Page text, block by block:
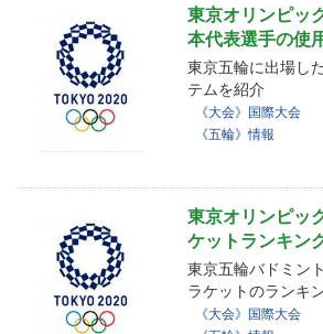
東京オリンピッ
本代表選手の使
東京五輪に出場し
テムを紹介
《大会》国際大会
《五輪》情報
東京オリンピッ
ケットランキン
東京五輪バドミン
ラケットのランキ
《大会》国際大会